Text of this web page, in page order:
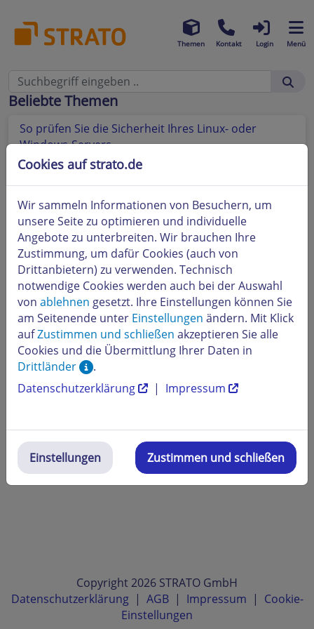
Themen Kontakt Login Menü
Beliebte Themen
So prüfen Sie die Sicherheit Ihres Linux- oder
Windows-Servers
So nutzen Sie die STRATO Monitoring Services
Copyright 2026 STRATO GmbH
Datenschutzerklärung | AGB | Impressum | Cookie-
Einstellungen
Cookies auf strato.de
Wir sammeln Informationen von Besuchern, um
unsere Seite zu optimieren und individuelle
Angebote zu unterbreiten. Wir brauchen Ihre
Zustimmung, um dafür Cookies (auch von
Drittanbietern) zu verwenden. Technisch
notwendige Cookies werden auch bei der Auswahl
von ablehnen gesetzt. Ihre Einstellungen können Sie
am Seitenende unter Einstellungen ändern. Mit Klick
aufZustimmen und schließen akzeptieren Sie alle
Cookies und die Übermittlung Ihrer Daten in
Drittländer
.
Datenschutzerklärung
| Impressum
Einstellungen Zustimmen und schließen